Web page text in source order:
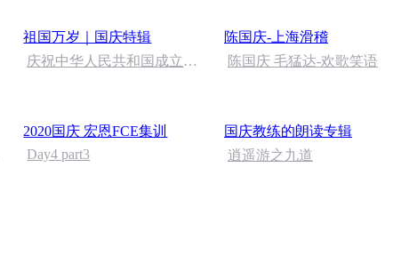
祖国万岁｜国庆特辑
庆祝中华人民共和国成立73
陈国庆-上海滑稽
陈国庆 毛猛达-欢歌笑语
2020国庆 宏恩FCE集训
Day4 part3
国庆教练的朗读专辑
逍遥游之九道